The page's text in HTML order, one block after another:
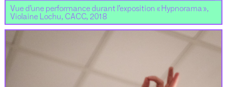
Vue d’une performance durant l’exposition « Hypnorama »,
Violaine Lochu, CACC, 2018